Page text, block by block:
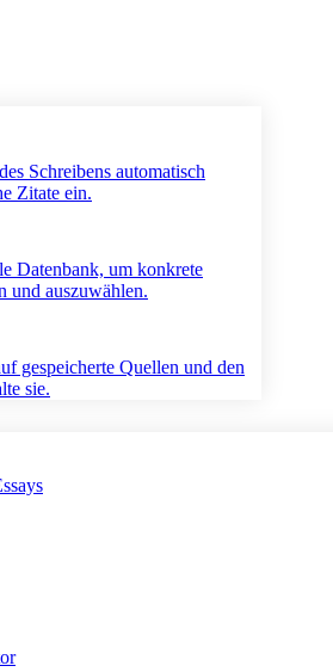
Schreibens automatisch
Zitate ein.
Datenbank, um konkrete
und auszuwählen.
gespeicherte Quellen und den
sie.